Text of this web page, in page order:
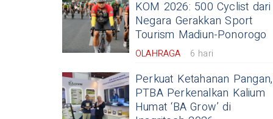
KOM 2026: 500 Cyclist
Negara Gerakkan Sport
Tourism Madiun-Ponorogo
OLAHRAGA 6 hari
Perkuat Ketahanan Pangan,
PTBA Perkenalkan Kalium
Humat ‘BA Grow’ di